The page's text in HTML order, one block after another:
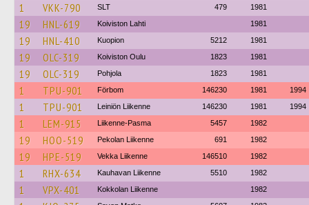
1 VKK-790 SLT 479 1981
19 HNL-619 Koiviston Lahti 1981
19 HNL-410 Kuopion 5212 1981
19 OLC-319 Koiviston Oulu 1823 1981
19 OLC-319 Pohjola 1823 1981
1 TPU-901 Förbom 146230 1981 1994
1 TPU-901 Leiniön Liikenne 146230 1981 1994
1 LEM-915 Liikenne-Pasma 5457 1982
19 HOO-519 Pekolan Liikenne 691 1982
19 HPE-519 Vekka Liikenne 146510 1982
1 RHX-634 Kauhavan Liikenne 5510 1982
1 VPX-401 Kokkolan Liikenne 1982